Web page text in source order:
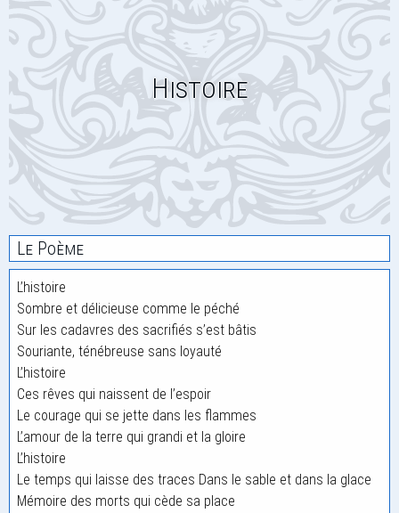
Histoire
Le Poème
L’histoire
Sombre et délicieuse comme le péché
Sur les cadavres des sacrifiés s’est bâtis
Souriante, ténébreuse sans loyauté
L’histoire
Ces rêves qui naissent de l’espoir
Le courage qui se jette dans les flammes
L’amour de la terre qui grandi et la gloire
L’histoire
Le temps qui laisse des traces Dans le sable et dans la glace
Mémoire des morts qui cède sa place